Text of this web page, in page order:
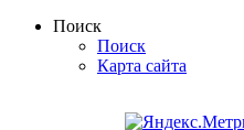
Поиск
Поиск
Карта сайта